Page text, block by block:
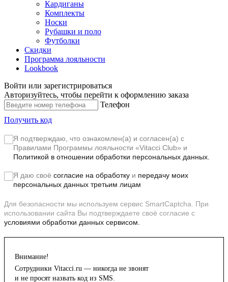
Кардиганы
Комплекты
Носки
Рубашки и поло
Футболки
Скидки
Программа лояльности
Lookbook
Войти или зарегистрироваться
Авторизуйтесь, чтобы перейти к оформлению заказа
Телефон
Получить код
Я подтверждаю, что ознакомлен(а) и согласен(а) с
Правилами Программы лояльности «Vitacci Club» и
Политикой в отношении обработки персональных данных.
Я даю своё согласие на обработку и передачу моих
персональных данных третьим лицам
Для безопасности мы используем сервис SmartCaptcha. При
использовании сайта Вы подтверждаете своё согласие с
условиями обработки данных сервисом.
Внимание!
Сотрудники Vitacci.ru — никогда не звонят
и не просят назвать код из SMS.